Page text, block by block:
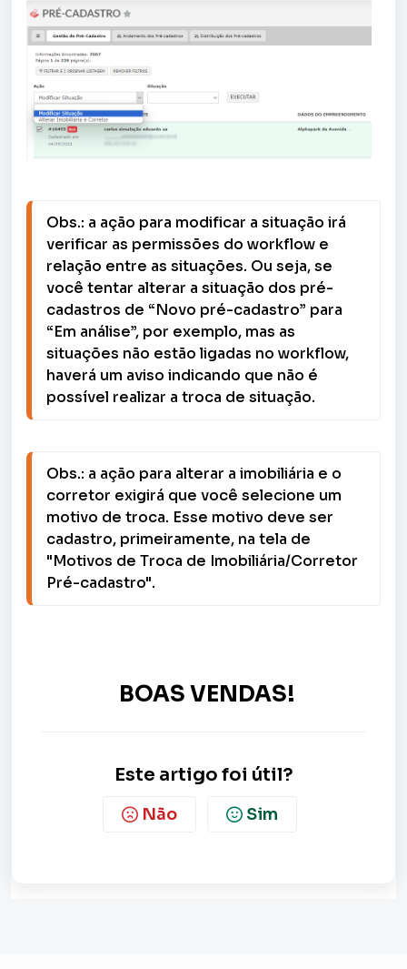
Obs.: a ação para modificar a situação irá
verificar as permissões do workflow e
relação entre as situações. Ou seja, se
você tentar alterar a situação dos pré-
cadastros de “Novo pré-cadastro” para
“Em análise”, por exemplo, mas as
situações não estão ligadas no workflow,
haverá um aviso indicando que não é
possível realizar a troca de situação.
Obs.: a ação para alterar a imobiliária e o
corretor exigirá que você selecione um
motivo de troca. Esse motivo deve ser
cadastro, primeiramente, na tela de
"Motivos de Troca de Imobiliária/Corretor
Pré-cadastro".
BOAS VENDAS!
Este artigo foi útil?
Não Sim